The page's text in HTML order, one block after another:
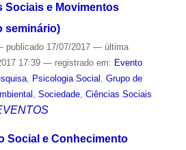
Sociais e Movimentos
seminário)
publicado17/07/2017 — última
17:39 — registrado em: Evento
, Psicologia Social Grupo de
Sociedade, Ciências Sociais
Social e Conhecimento